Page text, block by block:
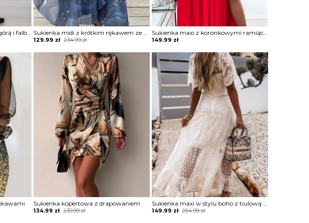
Sukienka maxi z brokatową górą i falbaną Sukienka midi z krótkim rękawem ze zwiewnego materiału
234.99zł
Original
was:
129.99 zł
Current
is:
Sukienka maxi z koronkowymi ramiączkami
149.99 zł
Sukienka kopertowa z drapowaniem
239.99zł
Original
134.99 zł
Current
Sukienka maxi w stylu boho z tiulową warstwą
264.99zł
Original
149.99 zł
Current